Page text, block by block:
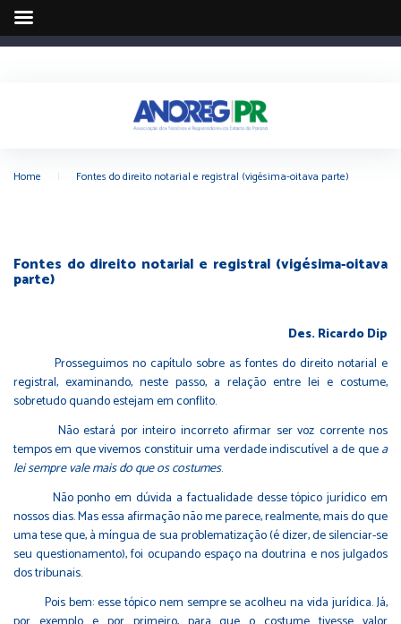
Home Fontes do direito notarial e registral (vigésima-oitava parte)
Fontes do direito notarial e registral (vigésima-oitava
parte)
Des. Ricardo Dip
Prosseguimos no capítulo sobre as fontes do direito notarial e
registral, examinando, neste passo, a relação entre lei e costume,
sobretudo quando estejam em conflito.
Não estará por inteiro incorreto afirmar ser voz corrente nos
tempos em que vivemos constituir uma verdade indiscutível a de quea
lei sempre vale mais do que os costumes.
Não ponho em dúvida a factualidade desse tópico jurídico em
nossos dias. Mas essa afirmação não me parece, realmente, mais do que
uma tese que, à míngua de sua problematização (é dizer, de silenciar-se
seu questionamento), foi ocupando espaço na doutrina e nos julgados
dos tribunais.
Pois bem: esse tópico nem sempre se acolheu na vida jurídica. Já,